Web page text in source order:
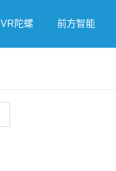
VR陀螺 前方智能